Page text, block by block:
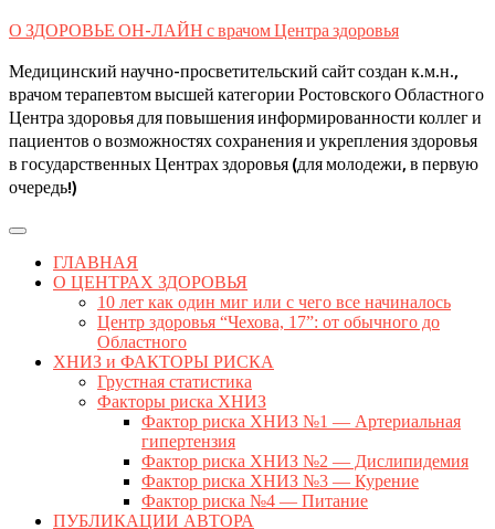
Skip
content
О ЗДОРОВЬЕ ОН-ЛАЙН с врачом Центра здоровья
Медицинский научно-просветительский сайт создан к.м.н.,
врачом терапевтом высшей категории Ростовского Областного
Центра здоровья для повышения информированности коллег и
пациентов о возможностях сохранения и укрепления здоровья
в государственных Центрах здоровья (для молодежи, в первую
очередь!)
Open
ButtonГЛАВНАЯ
О ЦЕНТРАХ ЗДОРОВЬЯ
10 лет как один миг или с чего все начиналось
Центр здоровья “Чехова, 17”: от обычного до
Областного
ХНИЗ и ФАКТОРЫ РИСКА
Грустная статистика
Факторы риска ХНИЗ
Фактор риска ХНИЗ №1 — Артериальная
гипертензия
Фактор риска ХНИЗ №2 — Дислипидемия
Фактор риска ХНИЗ №3 — Курение
Фактор риска №4 — Питание
ПУБЛИКАЦИИ АВТОРА